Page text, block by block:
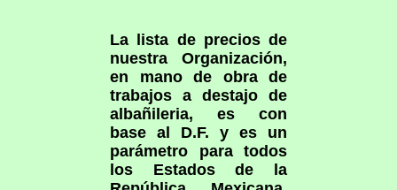
La lista de precios de
nuestra Organización,
en mano de obra de
trabajos a destajo de
albañileria, es con
base al D.F. y es un
parámetro para todos
los Estados de la